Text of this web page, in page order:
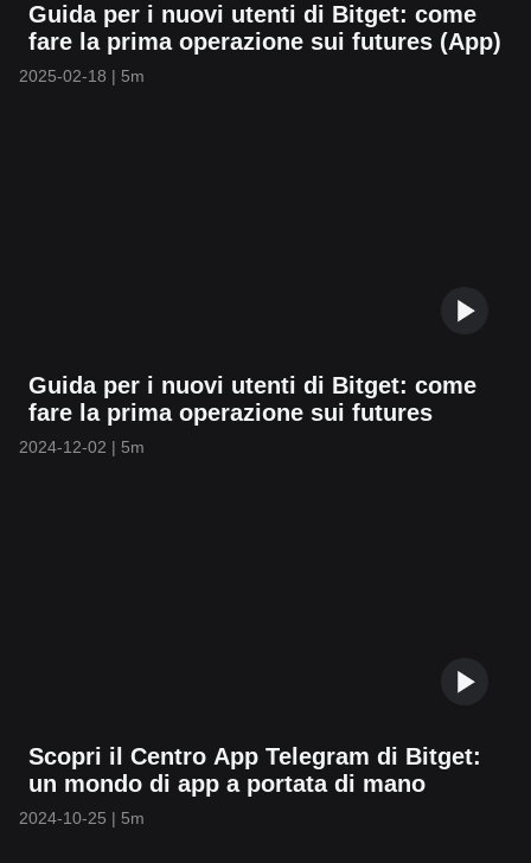
Guida per i nuovi utenti di Bitget: come
fare la prima operazione sui futures (App)
2025-02-18 | 5m
Guida per i nuovi utenti di Bitget: come
fare la prima operazione sui futures
2024-12-02 | 5m
Scopri il Centro App Telegram di Bitget:
un mondo di app a portata di mano
2024-10-25 | 5m